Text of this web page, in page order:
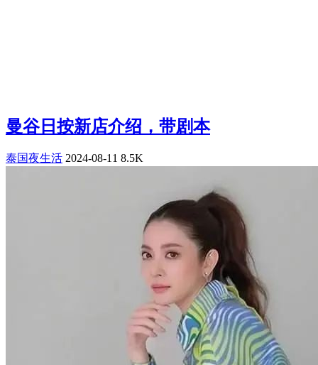
曼谷日按新店介绍，带剧本
泰国夜生活 2024-08-11 8.5K